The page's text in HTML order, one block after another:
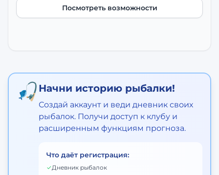
Посмотреть возможности
🎣 Начни историю рыбалки!
Создай аккаунт и веди дневник своих
рыбалок. Получи доступ к клубу и
расширенным функциям прогноза.
Что даёт регистрация:
✓Дневник рыбалок